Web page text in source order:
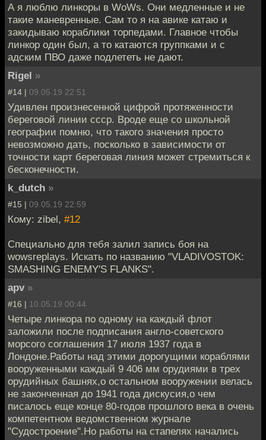
А я люблю линкоры в WoWs. Они медленные и не
такие маневренные. Сам то я на авике катаю и
закидываю кораблики торпедами. Главное чтобы
линкор один был, а то катаются группками и с
адским ПВО даже подлететь не дают.
Rigel »
#14 | 09.05.19 22:51
Удивлен произнесенной цифрой протяженности
береговой линии ссср. Вроде еще со школьной
географии помню, что такого значения просто
невозможно дать, посколько в зависимости от
точности карт береговая линия может стремиться к
бесконечности.
k_dutch »
#15 | 09.05.19 22:59
Кому: zibel, #12
Специально для тебя залил запись боя на
wowsreplays. Искать по названию "VLADIVOSTOK:
SMASHING ENEMY'S FLANKS".
apv »
#16 | 10.05.19 00:44
Четыре линкора по одному на каждый флот
заложили после подписания англо-советского
морсого соглашения 17 июля 1937 года в
Лондоне.Работы над этими дорогущими кораблями
вооруженными каждый 9 406 мм орудиями в трех
орудийных башнях,о остальном вооружении велась
не законченная до 1941 года дискусия,о чем
писалось еще конце 80-годов прошлого века в очень
компетентном ведомственном журнале
"Судостроение".Но работы на стапелях начались